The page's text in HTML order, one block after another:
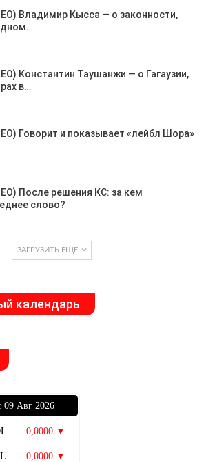
Владимир Кысса — о законности,
Константин Таушанжи — о Гагаузии,
в…
Говорит и показывает «лейбл Шора»
После решения КС: за кем
слово?
ЗАГРУЗИТЬ ЕЩЁ
календарь
09 Авг 2026
0,0000 ▼
0,0000 ▼